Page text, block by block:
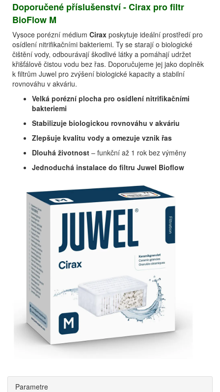
Doporučené příslušenství - Cirax pro filtr
BioFlow M
Vysoce porézní médium Cirax poskytuje ideální prostředí pro
osídlení nitrifikačními bakteriemi. Ty se starají o biologické
čištění vody, odbourávají škodlivé látky a pomáhají udržet
křišťálově čistou vodu bez řas. Doporučujeme jej jako doplněk
k filtrům Juwel pro zvýšení biologické kapacity a stabilní
rovnováhu v akváriu.
Velká porézní plocha pro osídlení nitrifikačními
bakteriemi
Stabilizuje biologickou rovnováhu v akváriu
Zlepšuje kvalitu vody a omezuje vznik řas
Dlouhá životnost – funkční až 1 rok bez výměny
Jednoduchá instalace do filtru Juwel Bioflow
Parametre